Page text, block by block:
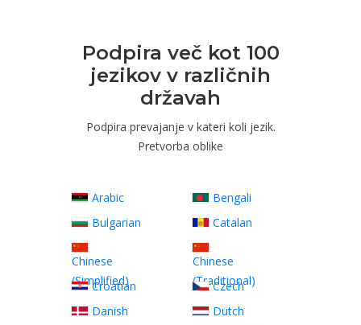
Podpira več kot 100
jezikov v različnih
državah
Podpira prevajanje v kateri koli jezik.
Pretvorba oblike
Arabic
Bengali
Bulgarian
Catalan
Chinese
(Simplified)
Chinese
(Traditional)
Croatian
Czech
Danish
Dutch